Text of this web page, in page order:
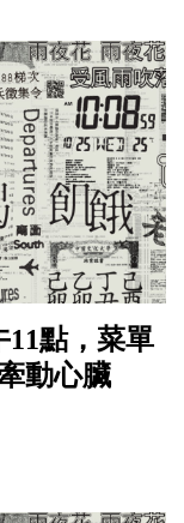
點，菜單
動心臟